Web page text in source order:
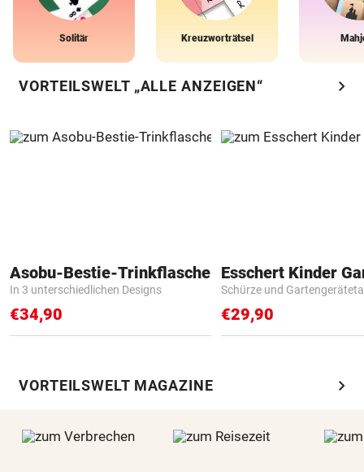
Solitär Kreuzworträtsel
VORTEILSWELT „ALLE ANZEIGEN“ chevron_right
Asobu-Bestie-Trinkflasche
In 3 unterschiedlichen Designs
€34,90
Schürze und
€29,90
VORTEILSWELT MAGAZINE chevron_right